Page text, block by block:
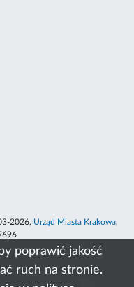
poprawić jakość
ruch na stronie.
2026, Urząd Miasta Krakowa,